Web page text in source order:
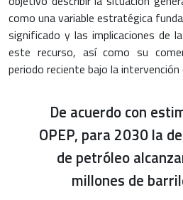
como una variable estratégica
significado y las implicaciones de
este recurso, así como su
periodo reciente bajo la
De acuerdo con
OPEP, para 2030 la
de petróleo
millones de